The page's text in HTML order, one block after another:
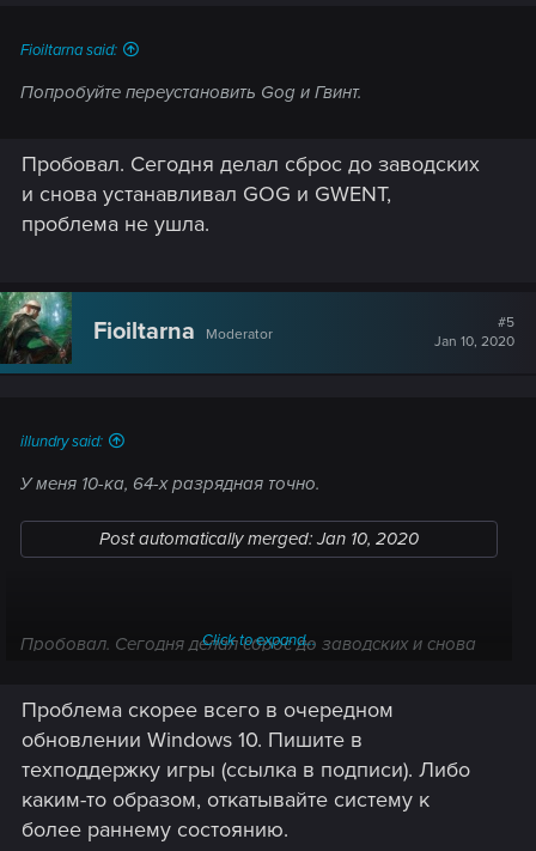
Fioiltarna said:
Попробуйте переустановить Gog и Гвинт.
Пробовал. Сегодня делал сброс до заводских
и снова устанавливал GOG и GWENT,
проблема не ушла.
Fioiltarna Moderator
#5
Jan 10, 2020
illundry said:
У меня 10-ка, 64-х разрядная точно.
Post automatically merged: Jan 10, 2020
Пробовал. Сегодня делал сброс до заводских и снова
Click to expand...
Проблема скорее всего в очередном
обновлении Windows 10. Пишите в
техподдержку игры (ссылка в подписи). Либо
каким-то образом, откатывайте систему к
более раннему состоянию.